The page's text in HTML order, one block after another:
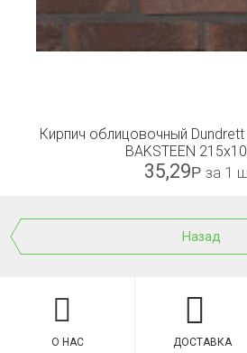
Кирпич облицовочный Dundrett
BAKSTEEN
35,29Р за 1
Назад
О НАС ДОСТАВКА